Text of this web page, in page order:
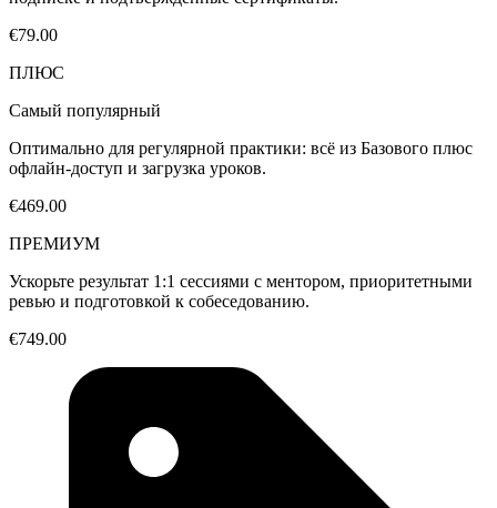
€79.00
ПЛЮС
Самый популярный
Оптимально для регулярной практики: всё из Базового плюс
офлайн-доступ и загрузка уроков.
€469.00
ПРЕМИУМ
Ускорьте результат 1:1 сессиями с ментором, приоритетными
ревью и подготовкой к собеседованию.
€749.00